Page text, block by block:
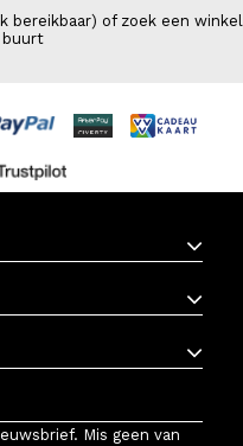
bereikbaar) of zoek een winkel
buurt
Mis geen van